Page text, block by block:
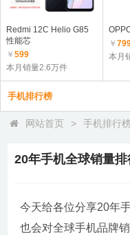
Redmi 12C Helio G85
性能芯
￥ 599
本月销量2.6万件
￥
本月
手机排行榜
网站首页 > 手机排行
20年手机全球销量排
今天给各位分享20年
也会对全球手机品牌